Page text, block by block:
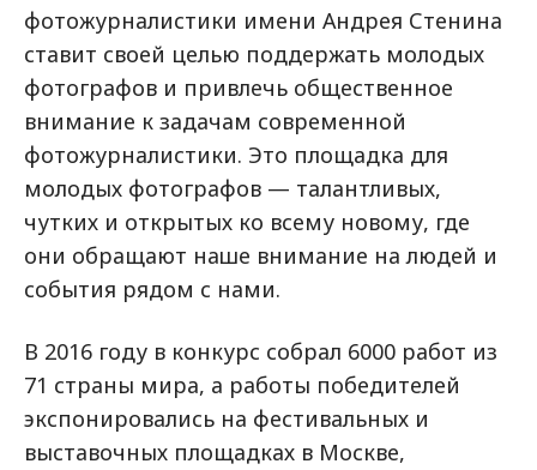
фотожурналистики имени Андрея Стенина
ставит своей целью поддержать молодых
фотографов и привлечь общественное
внимание к задачам современной
фотожурналистики. Это площадка для
молодых фотографов — талантливых,
чутких и открытых ко всему новому, где
они обращают наше внимание на людей и
события рядом с нами.
В 2016 году в конкурс собрал 6000 работ из
71 страны мира, а работы победителей
экспонировались на фестивальных и
выставочных площадках в Москве,